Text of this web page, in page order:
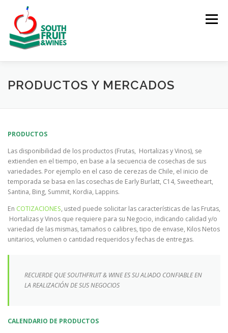
contenido
Menú
INICIO ACERCA DE PRODUCTOS Y MERCADOS
GALERÍA
PRODUCTOS Y MERCADOS
PRODUCTOS
Las disponibilidad de los productos (Frutas, Hortalizas y Vinos), se
extienden en el tiempo, en base a la secuencia de cosechas de sus
variedades. Por ejemplo en el caso de cerezas de Chile, el inicio de
temporada se basa en las cosechas de Early Burlatt, C14, Sweetheart,
Santina, Bing, Summit, Kordia, Lappins.
En COTIZACIONES, usted puede solicitar las características de las Frutas,
Hortalizas y Vinos que requiere para su Negocio, indicando calidad y/o
variedad de las mismas, tamaños o calibres, tipo de envase, Kilos Netos
unitarios, volumen o cantidad requeridos y fechas de entregas.
RECUERDE QUE SOUTHFRUIT & WINE ES SU ALIADO CONFIABLE EN
LA REALIZACIÓN DE SUS NEGOCIOS
CALENDARIO DE PRODUCTOS